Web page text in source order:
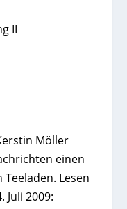
Möller
einen
Lesen
Juli 2009: